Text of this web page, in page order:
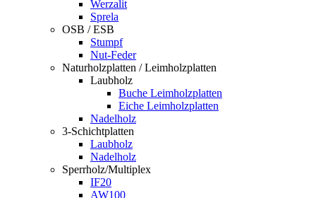
Werzalit
Sprela
OSB / ESB
Stumpf
Nut-Feder
Naturholzplatten / Leimholzplatten
Laubholz
Buche Leimholzplatten
Eiche Leimholzplatten
Nadelholz
3-Schichtplatten
Laubholz
Nadelholz
Sperrholz/Multiplex
IF20
AW100